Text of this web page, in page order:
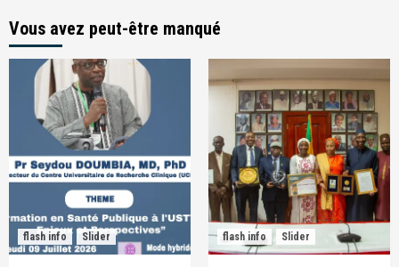
Vous avez peut-être manqué
flash info Slider flash info Slider